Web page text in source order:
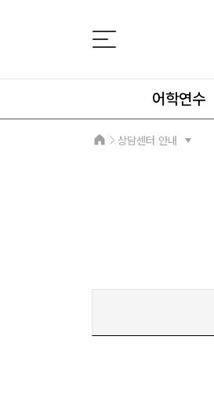
어학연수
상담센터 안내